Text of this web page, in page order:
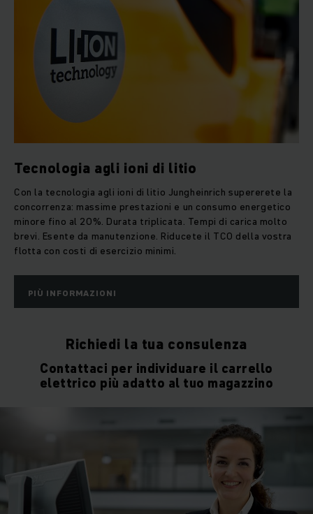
Tecnologia agli ioni di litio
Con la tecnologia agli ioni di litio Jungheinrich supererete la
concorrenza: massime prestazioni e un consumo energetico
minore fino al 20%. Durata triplicata. Tempi di carica molto
brevi. Esente da manutenzione. Riducete il TCO della vostra
flotta con costi di esercizio minimi.
PIÙ INFORMAZIONI
Richiedi la tua consulenza
Contattaci per individuare il carrello
elettrico più adatto al tuo magazzino